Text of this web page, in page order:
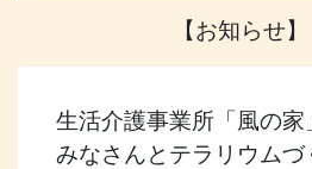
【お知らせ
生活介護事業所「風の
みなさんとテラリウムづ